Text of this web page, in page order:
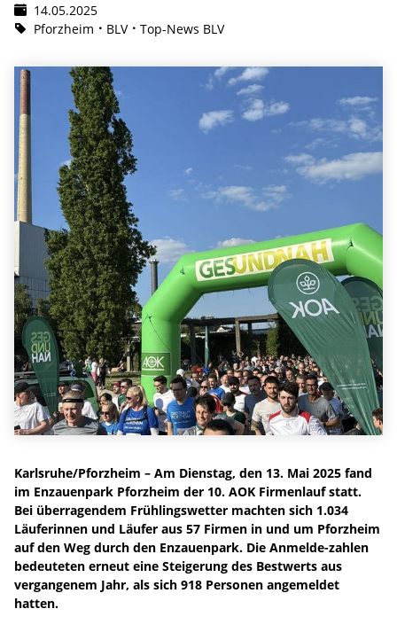
14.05.2025
Pforzheim
BLV Top-News BLV
Karlsruhe/Pforzheim – Am Dienstag, den 13. Mai 2025 fand
im Enzauenpark Pforzheim der 10. AOK Firmenlauf statt.
Bei überragendem Frühlingswetter machten sich 1.034
Läuferinnen und Läufer aus 57 Firmen in und um Pforzheim
auf den Weg durch den Enzauenpark. Die Anmelde-zahlen
bedeuteten erneut eine Steigerung des Bestwerts aus
vergangenem Jahr, als sich 918 Personen angemeldet
hatten.